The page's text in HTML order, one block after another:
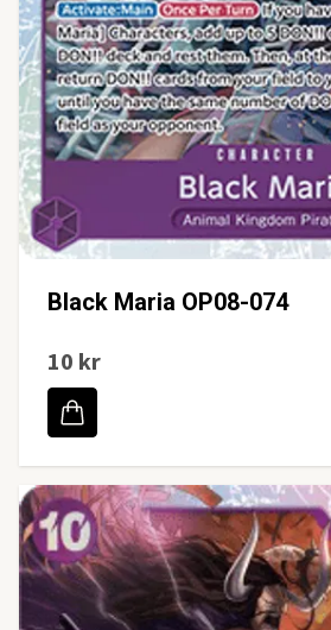
Black Maria OP08-074
10 kr